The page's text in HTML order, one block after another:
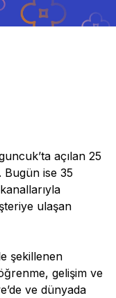
açılan 25
Bugün ise 35
ulaşan
şekillenen
gelişim ve
ve dünyada